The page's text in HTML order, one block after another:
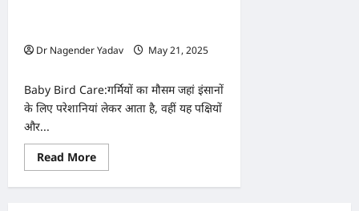
Dr Nagender Yadav
May 21, 2025
Baby Bird Care:गर्मियों का मौसम जहां इंसानों
के लिए परेशानियां लेकर आता है, वहीं यह पक्षियों
और...
Read MoreRead
more
गर्मियों